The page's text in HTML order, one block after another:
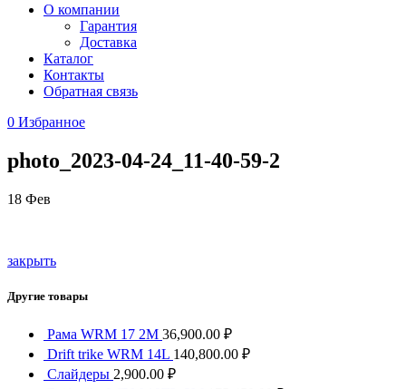
О компании
Гарантия
Доставка
Каталог
Контакты
Обратная связь
0 Избранное
photo_2023-04-24_11-40-59-2
18 Фев
закрыть
Другие товары
Рама WRM 17 2М 36,900.00 ₽
Drift trike WRM 14L 140,800.00 ₽
Слайдеры 2,900.00 ₽